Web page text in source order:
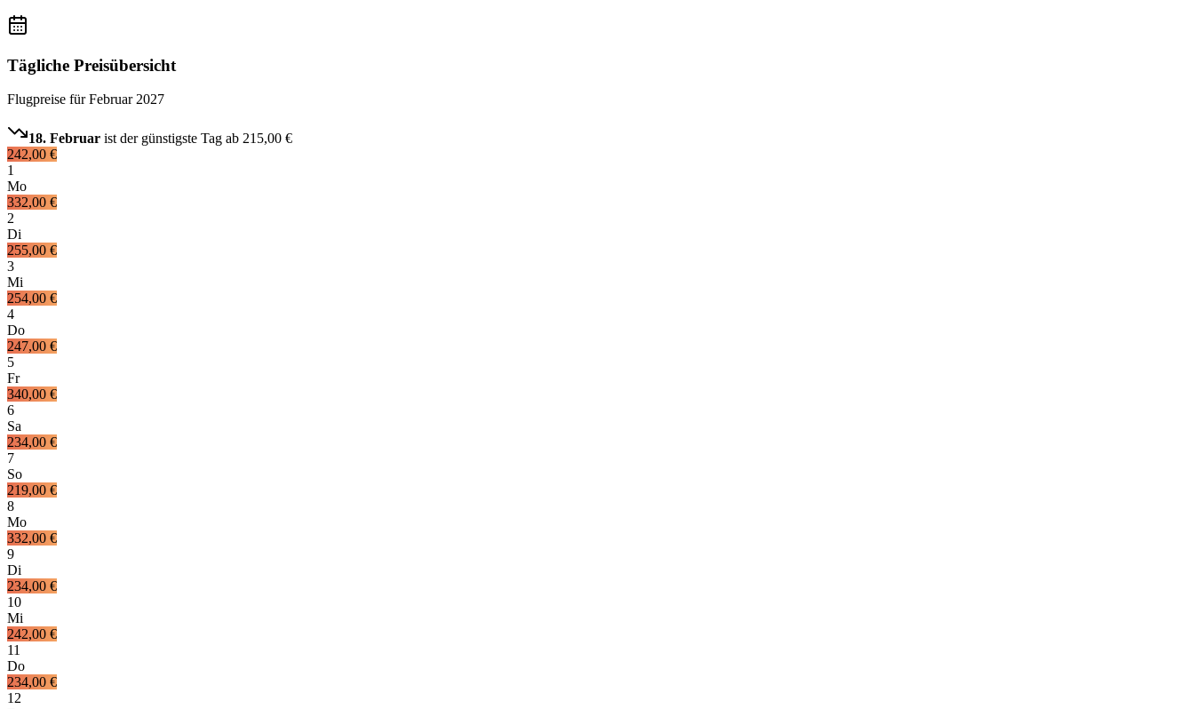
Tägliche Preisübersicht
Flugpreise fürFebruar 2027
18. Februar ist der günstigste Tag ab 215,00 €
242,00 €
1
Mo
332,00 €
2
Di
255,00 €
3
Mi
254,00 €
4
Do
247,00 €
5
Fr
340,00 €
6
Sa
234,00 €
7
So
219,00 €
8
Mo
332,00 €
9
Di
234,00 €
10
Mi
242,00 €
11
Do
234,00 €
12